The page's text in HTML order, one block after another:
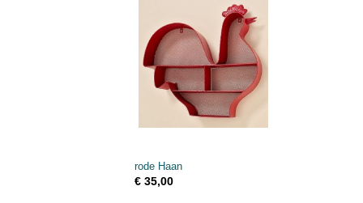
rode Haan
€ 35,00